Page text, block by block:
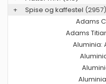
+
Spise og kaffestel (2957)
Adams
Adams
Aluminia: